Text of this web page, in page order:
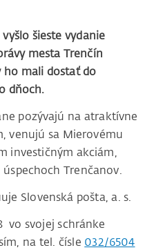
šieste vydanie
mesta Trenčín
mali dostať do
dňoch.
pozývajú na atraktívne
venujú sa Mierovému
investičným akciám,
Trenčanov.
Slovenská pošta, a. s.
vo svojej schránke
na tel. čísle 032/6504